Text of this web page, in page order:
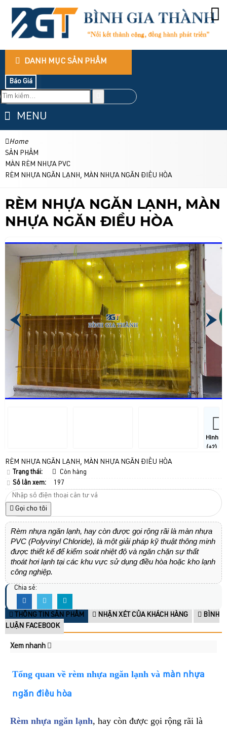
DANH MỤC SẢN PHẨM
Báo Giá
MENU
Home
SẢN PHẨM
MÀN RÈM NHỰA PVC
RÈM NHỰA NGĂN LẠNH, MÀN NHỰA NGĂN ĐIỀU HÒA
RÈM NHỰA NGĂN LẠNH, MÀN
NHỰA NGĂN ĐIỀU HÒA
Hình
(+2)
RÈM NHỰA NGĂN LẠNH, MÀN NHỰA NGĂN ĐIỀU HÒA
Trạng thái:
Còn hàng
Số lần xem:
197
Gọi cho tôi
​Rèm nhựa ngăn lạnh, hay còn được gọi rộng rãi là màn nhựa
PVC (Polyvinyl Chloride), là một giải pháp kỹ thuật thông minh
được thiết kế để kiểm soát nhiệt độ và ngăn chặn sự thất
thoát hơi lạnh tại các khu vực sử dụng điều hòa hoặc kho lạnh
công nghiệp.
Chia sẻ:
THÔNG TIN SẢN PHẨM NHẬN XÉT CỦA KHÁCH HÀNG
BÌNH
LUẬN FACEBOOK
Xem nhanh
Tổng quan về rèm nhựa ngăn lạnh và màn nhựa
ngăn điều hòa
​Rèm nhựa ngăn lạnh, hay còn được gọi rộng rãi là